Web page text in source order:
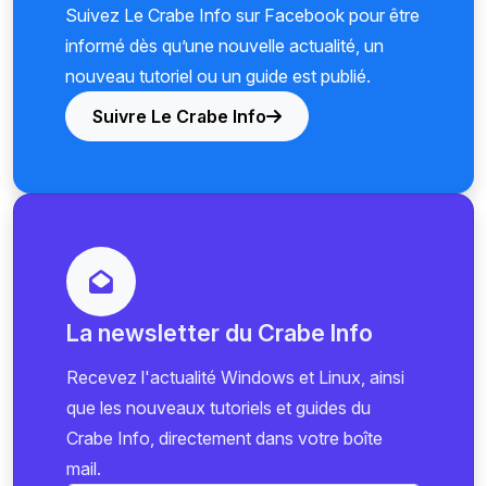
Suivez Le Crabe Info sur Facebook pour être
informé dès qu’une nouvelle actualité, un
nouveau tutoriel ou un guide est publié.
Suivre Le Crabe Info
La newsletter du Crabe Info
Recevez l'actualité Windows et Linux, ainsi
que les nouveaux tutoriels et guides du
Crabe Info, directement dans votre boîte
mail.